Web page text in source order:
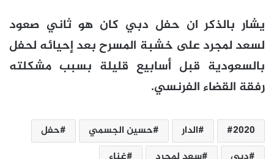
يشار بالذكر ان حفل دبي كان هو ثاني صعود
لسعد لمجرد على خشبة المسرح بعد إحيائه لحفل
بالسعودية قبل أسابيع قليلة بسبب مشكلته
رفقة القضاء الفرنسي.
2020 الدار حسين الجسمي
حفل